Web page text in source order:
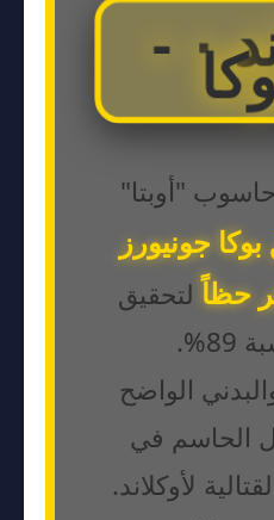
أوكلاند ٠ -
"أوبتا"
جونيورز
حظاًلتحقيق
الواضح
الحاسم في
لأوكلاند.